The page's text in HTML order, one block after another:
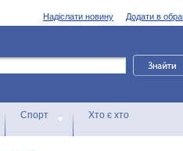
Додати в
Надіслати новину
Спорт Хто є хто